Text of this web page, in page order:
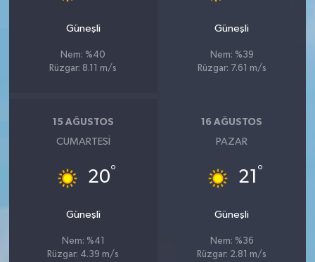
Güneşli
Nem: %40
Rüzgar: 8.11 m/s
Güneşli
Nem: %39
Rüzgar: 7.61 m/s
15 AĞUSTOS
CUMARTESI
20°
Güneşli
Nem: %41
Rüzgar: 4.39 m/s
16 AĞUSTOS
PAZAR
21 °
Güneşli
Nem: %36
Rüzgar: 2.81 m/s